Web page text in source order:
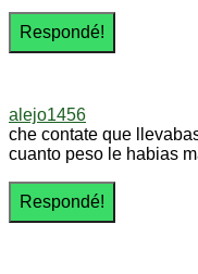
alejo1456
che contate que
cuanto peso le habias